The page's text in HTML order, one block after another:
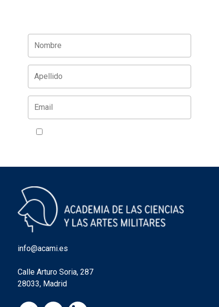
info@acami.es
Calle Arturo Soria, 287
28033, Madrid